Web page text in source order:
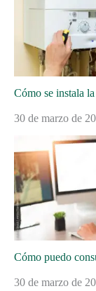
Cómo se instala
30 de marzo de
Cómo puedo
30 de marzo de